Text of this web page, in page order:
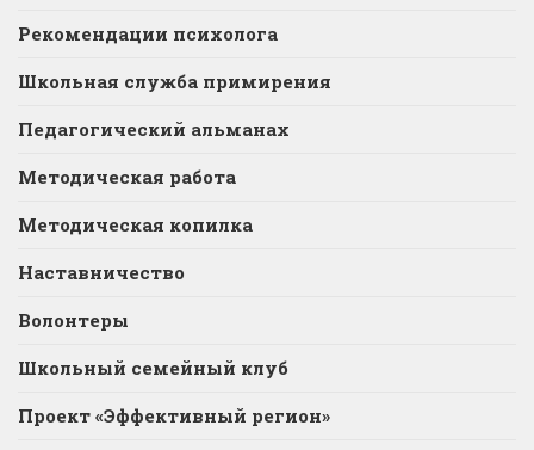
Рекомендации психолога
Школьная служба примирения
Педагогический альманах
Методическая работа
Методическая копилка
Наставничество
Волонтеры
Школьный семейный клуб
Проект «Эффективный регион»